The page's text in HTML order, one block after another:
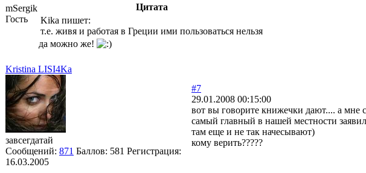
mSergik
Гость
Цитата
Kika пишет:
т.е. живя и работая в Греции ими пользоваться нельзя
да можно же!
Kristina LISI4Ka
завсегдатай
Сообщений: 871 Баллов: 581 Регистрация:
16.03.2005
#7
29.01.2008 00:15:00
вот вы говорите книжечки дают.... а мне
самый главный в нашей местности
там еще и не так начесывают)
кому верить?????